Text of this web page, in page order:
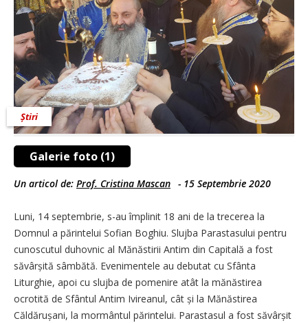
Galerie foto (1)
Știri
Un articol de: Prof. Cristina Mascan - 15 Septembrie 2020
Luni, 14 septembrie, s-au împlinit 18 ani de la trecerea la
Domnul a părintelui Sofian Boghiu. Slujba Parastasului pentru
cunoscutul duhovnic al Mănăstirii Antim din Capitală a fost
săvârșită sâmbătă. Evenimentele au debutat cu Sfânta
Liturghie, apoi cu slujba de pomenire atât la mănăstirea
ocrotită de Sfântul Antim Ivireanul, cât și la Mănăstirea
Căldărușani, la mormântul părintelui. Parastasul a fost săvârșit